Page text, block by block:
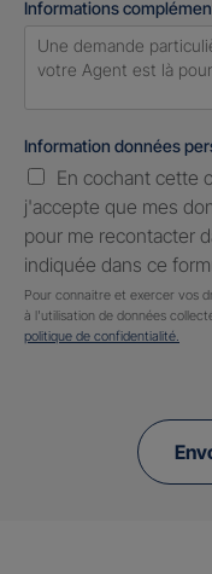
Informations
Information données
En cochant cette
j'accepte que mes
pour me recontacter
indiquée dans ce
Pour connaitre et exercer vos
à l'utilisation de données
politique de confidentialité.